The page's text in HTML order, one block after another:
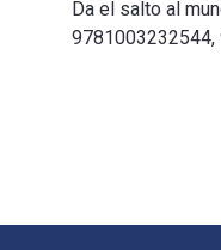
Da el salto al